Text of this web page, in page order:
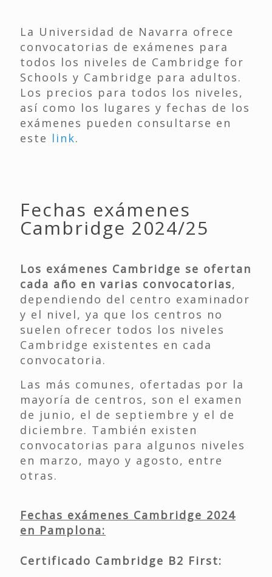
La Universidad de Navarra ofrece
convocatorias de exámenes para
todos los niveles de Cambridge for
Schools y Cambridge para adultos.
Los precios para todos los niveles,
así como los lugares y fechas de los
exámenes pueden consultarse en
este link.
Fechas exámenes
Cambridge 2024/25
Los exámenes Cambridge se ofertan
cada año en varias convocatorias,
dependiendo del centro examinador
y el nivel, ya que los centros no
suelen ofrecer todos los niveles
Cambridge existentes en cada
convocatoria.
Las más comunes, ofertadas por la
mayoría de centros, son el examen
de junio, el de septiembre y el de
diciembre. También existen
convocatorias para algunos niveles
en marzo, mayo y agosto, entre
otras.
Fechas exámenes Cambridge 2024
en Pamplona:
Certificado Cambridge B2 First: